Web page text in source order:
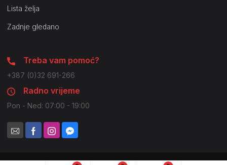
Lista želja
Zadnje gledano
Treba vam pomoć?
+387 (0)32 691-266
Radno vrijeme
Pon - Ned: 07:00 - 19:00